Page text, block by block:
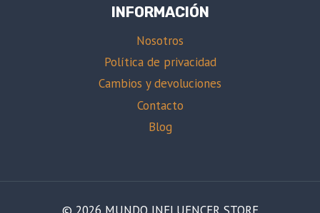
INFORMACIÓN
Nosotros
Política de privacidad
Cambios y devoluciones
Contacto
Blog